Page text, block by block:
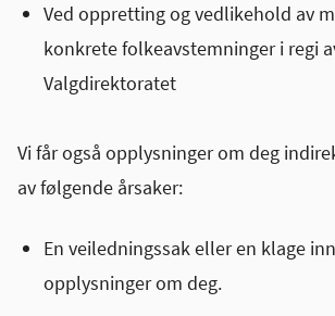
Ved oppretting og vedlikehold av
konkrete folkeavstemninger i regi
Valgdirektoratet
Vi får også opplysninger om deg
av følgende årsaker:
En veiledningssak eller en klage
opplysninger om deg.